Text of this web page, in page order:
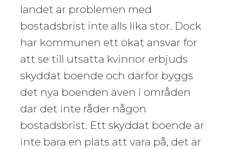
landet är problemen med
bostadsbrist inte alls lika stor. Dock
har kommunen ett ökat ansvar för
att se till utsatta kvinnor erbjuds
skyddat boende och därför byggs
det nya boenden även i områden
där det inte råder någon
bostadsbrist. Ett skyddat boende är
inte bara en plats att vara på, det är